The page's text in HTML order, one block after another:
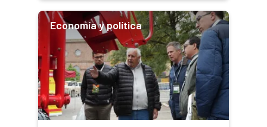
Economía y política